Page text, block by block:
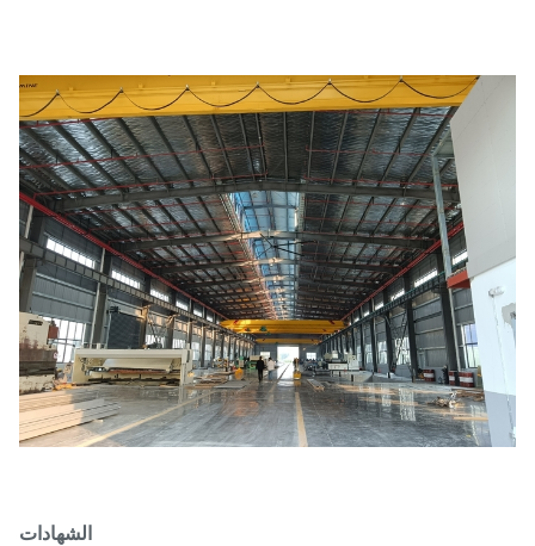
الشهادات